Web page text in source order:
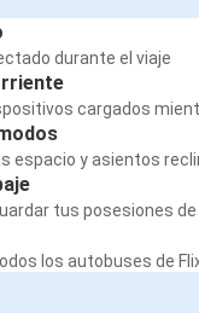
durante el viaje
cargados
espacio y asientos
tus posesiones
los autobuses de